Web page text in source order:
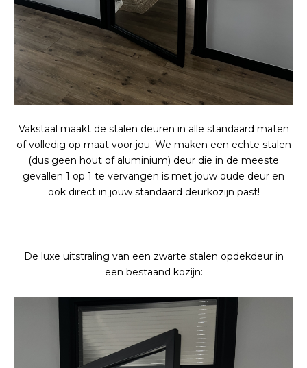
Vakstaal maakt de stalen deuren in alle standaard maten
of volledig op maat voor jou. We maken een echte stalen
(dus geen hout of aluminium) deur die in de meeste
gevallen 1 op 1 te vervangen is met jouw oude deur en
ook direct in jouw standaard deurkozijn past!
De luxe uitstraling van een zwarte stalen opdekdeur in
een bestaand kozijn: